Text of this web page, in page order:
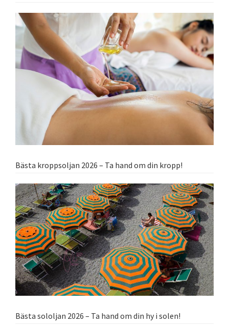
Bästa kroppsoljan 2026 – Ta hand om din kropp!
Bästa sololjan 2026 – Ta hand om din hy i solen!